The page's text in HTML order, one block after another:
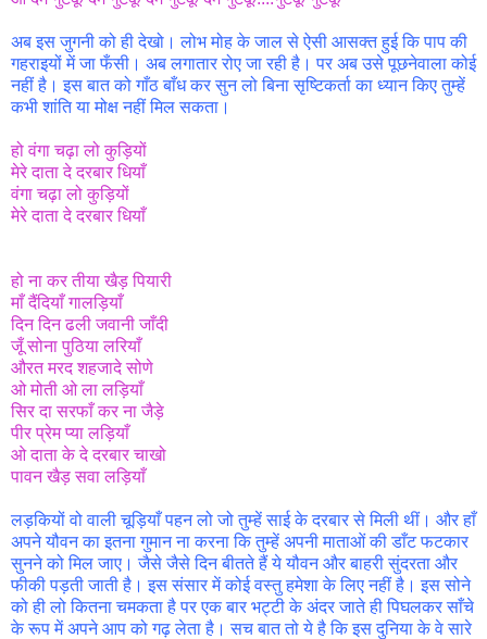
अब इस जुगनी को ही देखो। लोभ मोह के जाल से ऐसी आसक्त हुई कि पाप की
गहराइयों में जा फँसी। अब लगातार रोए जा रही है। पर अब उसे पूछनेवाला कोई
नहीं है। इस बात को गाँठ बाँध कर सुन लो बिना सृष्टिकर्ता का ध्यान किए तुम्हें
कभी शांति या मोक्ष नहीं मिल सकता।
हो वंगा चढ़ा लो कुड़ियों
मेरे दाता दे दरबार धियाँ
वंगा चढ़ा लो कुड़ियों
मेरे दाता दे दरबार धियाँ
हो ना कर तीया खैड़ पियारी
माँ दैंदियाँ गालड़ियाँ
दिन दिन ढली जवानी जाँदी
जूँ सोना पुठिया लरियाँ
औरत मरद शहजादे सोणे
ओ मोती ओ ला लड़ियाँ
सिर दा सरफाँ कर ना जैड़े
पीर प्रेम प्या लड़ियाँ
ओ दाता के दे दरबार चाखो
पावन खैड़ सवा लड़ियाँ
लड़कियों वो वाली चूड़ियाँ पहन लो जो तुम्हें साई के दरबार से मिली थीं। और हाँ
अपने यौवन का इतना गुमान ना करना कि तुम्हें अपनी माताओं की डाँट फटकार
सुनने को मिल जाए। जैसे जैसे दिन बीतते हैं ये यौवन और बाहरी सुंदरता और
फीकी पड़ती जाती है। इस संसार में कोई वस्तु हमेशा के लिए नहीं है। इस सोने
को ही लो कितना चमकता है पर एक बार भट्टी के अंदर जाते ही पिघलकर साँचे
के रूप में अपने आप को गढ़ लेता है। सच बात तो ये है कि इस दुनिया के वे सारे